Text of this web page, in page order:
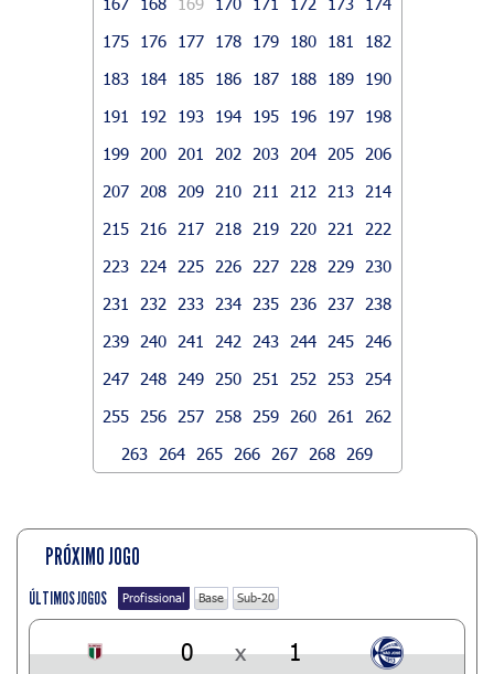
175
176 177 178 179 180 181
182
183
184 185 186 187 188 189
190
191
192 193 194 195 196 197
198
199
200 201 202 203 204 205
206
207
208 209 210 211 212 213
214
215
216 217 218 219 220 221
222
223
224 225 226 227 228 229
230
231
232 233 234 235 236 237
238
239
240 241 242 243 244 245
246
247
248 249 250 251 252 253
254
255
256 257 258 259 260 261
262
263
264 265 266 267 268 269
PRÓXIMO JOGO
ÚLTIMOS JOGOS Profissional Base Sub-20
0 x 1